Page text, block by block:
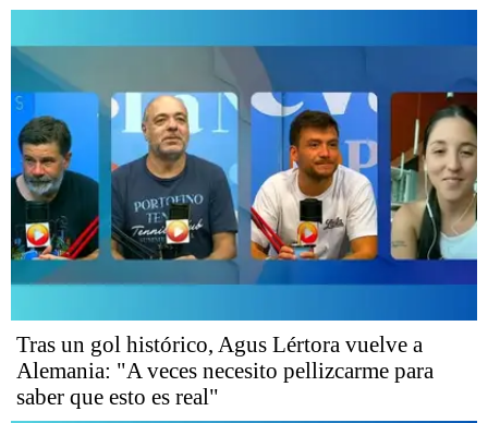
Tras un gol histórico, Agus Lértora vuelve a
Alemania: "A veces necesito pellizcarme para
saber que esto es real"